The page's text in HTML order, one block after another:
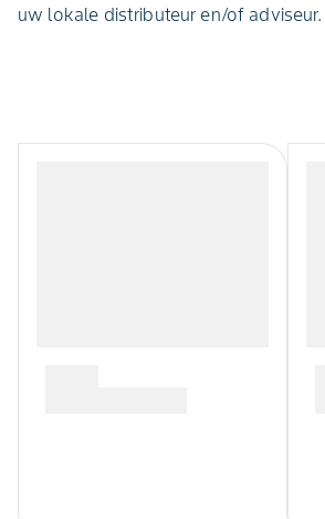
uw lokale distributeur en/of adviseur.